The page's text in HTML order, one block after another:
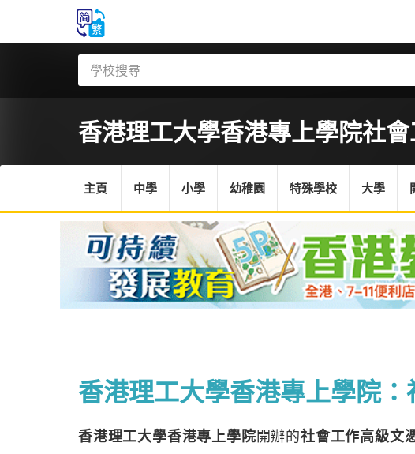
香港理工大學香港專上學院社
主頁 中學 小學 幼稚園 特殊學校 大學
香港理工大學香港專上學院
香港理工大學香港專上學院開辦的社會工作高級文